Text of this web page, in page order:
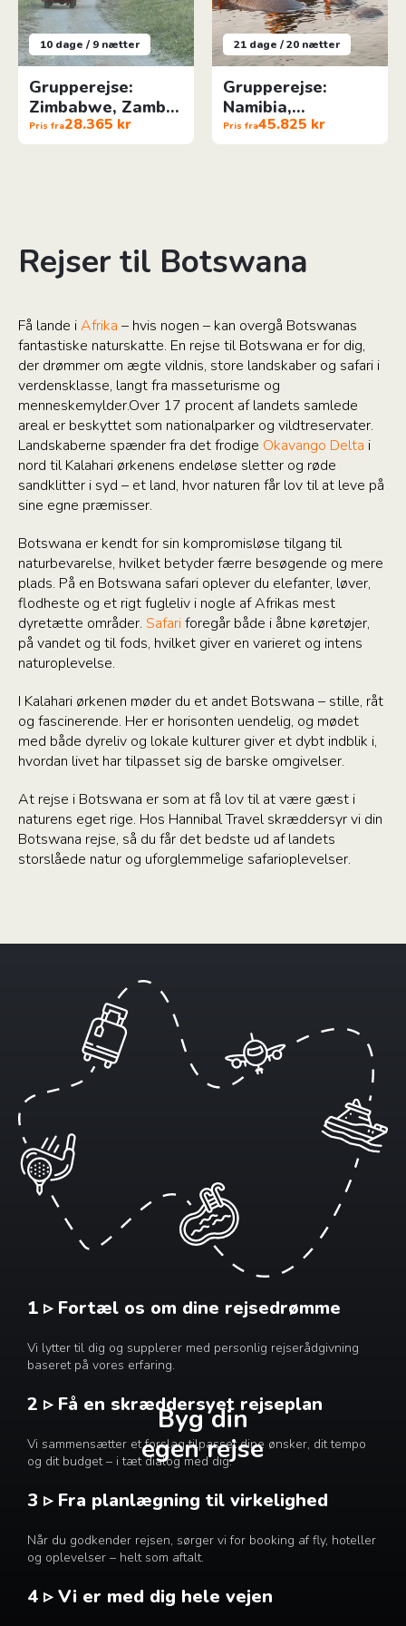
10 dage / 9 nætter
Grupperejse:
Zimbabwe, Zambia
& Botswana
Pris fra28.365 kr
21 dage / 20 nætter
Grupperejse:
Namibia,
Botswana &
Zimbabwe
Pris fra45.825 kr
Rejser til Botswana
Få lande iAfrika – hvis nogen – kan overgå Botswanas
fantastiske naturskatte. En rejse til Botswana er for dig,
der drømmer om ægte vildnis, store landskaber og safari i
verdensklasse, langt fra masseturisme og
menneskemylder.Over 17 procent af landets samlede
areal er beskyttet som nationalparker og vildtreservater.
Landskaberne spænder fra det frodige Okavango Delta i
nord til Kalahari ørkenens endeløse sletter og røde
sandklitter i syd – et land, hvor naturen får lov til at leve på
sine egne præmisser.
Botswana er kendt for sin kompromisløse tilgang til
naturbevarelse, hvilket betyder færre besøgende og mere
plads. På en Botswana safari oplever du elefanter, løver,
flodheste og et rigt fugleliv i nogle af Afrikas mest
dyretætte områder. Safariforegår både i åbne køretøjer,
på vandet og til fods, hvilket giver en varieret og intens
naturoplevelse.
I Kalahari ørkenen møder du et andet Botswana – stille, råt
og fascinerende. Her er horisonten uendelig, og mødet
med både dyreliv og lokale kulturer giver et dybt indblik i,
hvordan livet har tilpasset sig de barske omgivelser.
At rejse i Botswana er som at få lov til at være gæst i
naturens eget rige. Hos Hannibal Travel skræddersyr vi din
Botswana rejse, så du får det bedste ud af landets
storslåede natur og uforglemmelige safarioplevelser.
Byg din
egen rejse
1 ▹ Fortæl os om dine rejsedrømme
Vi lytter til dig og supplerer med personlig rejserådgivning
baseret på vores erfaring.
2 ▹ Få en skræddersyet rejseplan
Vi sammensætter et forslag tilpasset dine ønsker, dit tempo
og dit budget – i tæt dialog med dig.
3 ▹ Fra planlægning til virkelighed
Når du godkender rejsen, sørger vi for booking af fly, hoteller
og oplevelser – helt som aftalt.
4 ▹ Vi er med dig hele vejen